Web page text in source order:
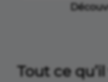
Tout ce